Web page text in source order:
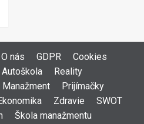
O nás GDPR
Cookies
Autoškola
Reality
Manažment
Prijímačky
Zdravie
SWOT
Škola manažmentu